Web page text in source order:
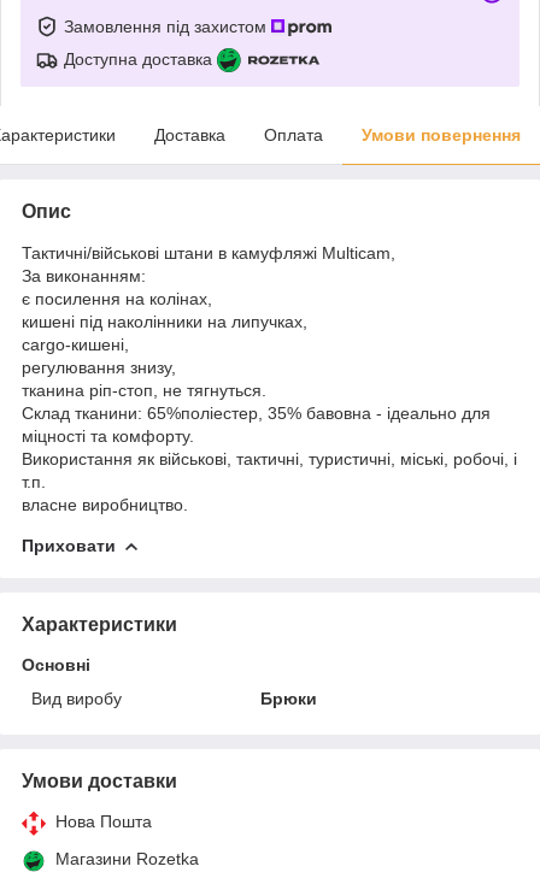
Замовлення під захистом
Доступна доставка
Доставка Оплата Умови повернення
Опис
Тактичні/військові штани в камуфляжі Multicam,
За виконанням:
є посилення на колінах,
кишені під наколінники на липучках,
cargo-кишені,
регулювання знизу,
тканина ріп-стоп, не тягнуться.
Склад тканини: 65%поліестер, 35% бавовна - ідеально для
міцності та комфорту.
Використання як військові, тактичні, туристичні, міські, робочі, і
т.п.
власне виробництво.
Приховати
Характеристики
Основні
Вид виробу
Брюки
Умови доставки
Нова Пошта
Магазини Rozetka